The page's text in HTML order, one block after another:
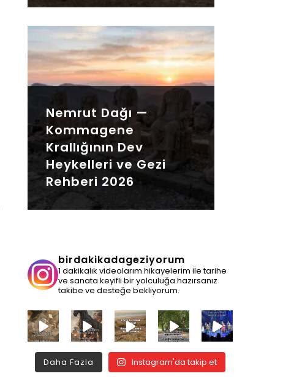
Nemrut Dağı —
Kommagene
Krallığının Dev
Heykelleri ve Gezi
Rehberi 2026
birdakikadageziyorum
1 dakikalık videolarım hikayelerim ile tarihe
ve sanata keyifli bir yolculuğa hazırsanız
takibe ve desteğe bekliyorum.
Daha Fazla Instagram'da takip et